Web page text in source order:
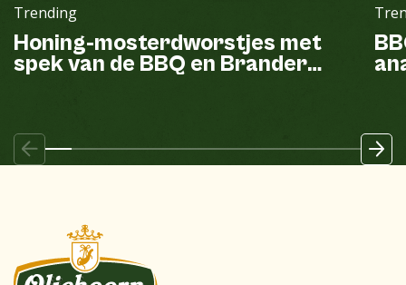
Trending
Honing-mosterdworstjes met
spek van de BBQ en Brander